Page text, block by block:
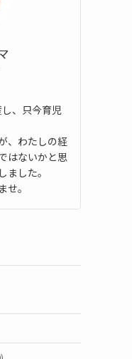
、只今育児
、わたしの経
はないかと思
ました。
。